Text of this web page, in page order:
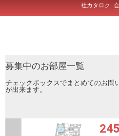
社カタロク
募集中のお部屋一覧
チェックボックスでまとめてのお問
が出来ます。